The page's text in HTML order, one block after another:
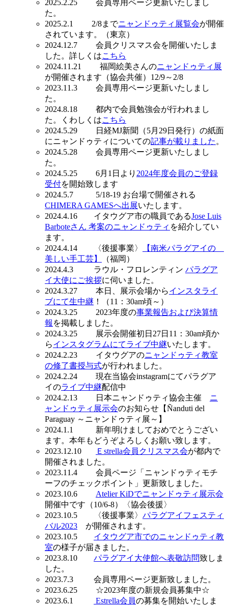
2025.2.25 会員専用ページ更新いたしまし
た。
2025.2.1 2/8までニャンドゥティ展覧会が開催
されています。（東京）
2024.12.7 会員クリスマス会を開催いたしま
した。詳しくはこちら
2024.11.21 福岡絵美さんのニャンドゥティ展
が開催されます（協会共催）12/9～2/8
2023.11.3 会員専用ページ更新いたしまし
た。
2024.8.18 都内で会員勉強会が行われまし
た。くわしくはこちら
2024.5.29 日経MJ新聞（5月29日発行）の紙面
にニャンドゥティについての記事が載りました 。
2024.5.28 会員専用ページ更新いたしまし
た。
2024.5.25 6月1日より 2024年度会員のご登録
受付を開始致します
2024.5.7 5/18-19 お台場で開催される
CHIMERA GAMESへ出展いたします。
2024.4.16 イタウグア市の職員であるJose Luis
Barboteさん 考案のニャンドゥティ を紹介してい
ます。
2024.4.14 〈後援事業〉
【南米パラグアイの
美しい手工芸】
（福岡）
2024.4.3 ラウル・フロレンティン パラグア
イ大使にご挨拶に伺いました。
2024.3.27 本日、展示会場からインスタライ
ブにて生中継 ！（11：30am頃～）
2024.3.25 2023年度の事業報告および決算情
報 を掲載しました。
2024.3.25 展示会開催初日27日11：30am頃か
らインスタグラムにてライブ中継いたします。
2024.2.23 イタウグアのニャンドゥティ教室
の修了書授与式が行われました。
2024.2.24 現在当協会instagramにてパラグア
イのライブ中継配信中
2024.2.13 日本ニャンドゥティ協会主催 ニ
ャンドゥティ展示会のお知らせ【Ñanduti del
Paraguay ～ニャンドゥティ展～】
2024.1.1 新年明けましておめでとうござい
ます。本年もどうぞよろしくお願い致します。
2023.12.10
Ｅstrella会員クリスマス会が都内で
開催されました。
2023.11.4 会員ページ「ニャンドゥティモチ
ーフのチェックポイント」更新致しました。
2023.10.6 Atelier KiDでニャンドゥティ展示会
開催中です（10/6-8）〈協会後援〉
2023.10.5 〈後援事業〉 パラグアイフェスティ
バル2023 が開催されます。
2023.10.5 イタウグア市でのニャンドゥティ教
室の様子が届きました。
2023.8.10 パラグアイ大使館へ表敬訪問致しま
した。
2023.7.3 会員専用ページ更新致しました。
2023.6.25 ☆2023年度の新規会員募集中☆
2023.6.1
Estrella会員の募集を開始いたしま